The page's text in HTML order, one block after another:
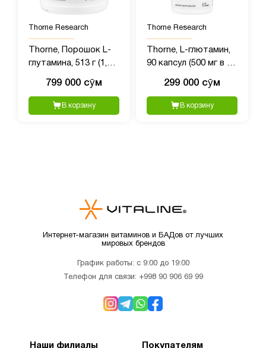
Thorne Research
Thorne, Порошок L-
глутамина, 513 г (1,1
799 000 сӯм
В корзину
Thorne Research
Thorne, L-глютамин,
90 капсул (500 мг в 1
299 000 сӯм
В корзину
Интернет-магазин витаминов и БАДов от лучших
мировых брендов
График работы: с 9:00 до 19:00
Телефон для связи: +998 90 906 69 99
Наши филиалы Покупателям